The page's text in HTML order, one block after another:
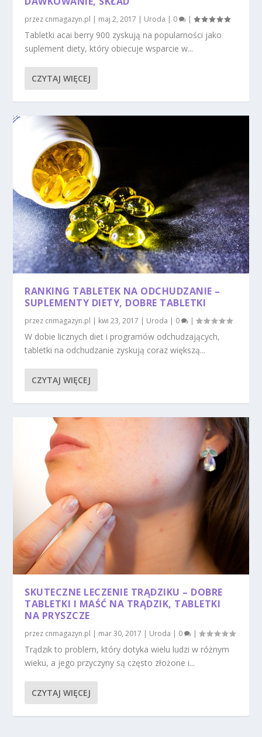
przez cnmagazyn.pl | maj 2, 2017 | Uroda | 0 |
Tabletki acai berry 900 zyskują na popularności jako
suplement diety, który obiecuje wsparcie w...
CZYTAJ WIĘCEJ
RANKING TABLETEK NA ODCHUDZANIE –
SUPLEMENTY DIETY, DOBRE TABLETKI
przez cnmagazyn.pl | kwi 23, 2017 | Uroda | 0 |
W dobie licznych diet i programów odchudzających,
tabletki na odchudzanie zyskują coraz większą...
CZYTAJ WIĘCEJ
SKUTECZNE LECZENIE TRĄDZIKU – DOBRE
TABLETKI I MAŚĆ NA TRĄDZIK, TABLETKI
NA PRYSZCZE
przez cnmagazyn.pl | mar 30, 2017 | Uroda | 0 |
Trądzik to problem, który dotyka wielu ludzi w różnym
wieku, a jego przyczyny są często złożone i...
CZYTAJ WIĘCEJ